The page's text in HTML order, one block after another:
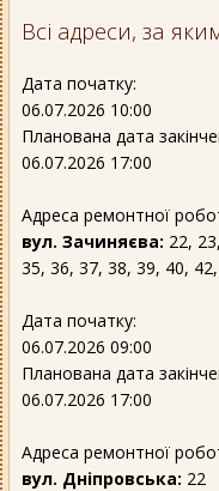
Всі адреси, за
Дата початку:
06.07.2026 10:00
Планована дата
06.07.2026 17:00
Адреса ремонтної
вул. Зачиняєва: 22,
35, 36, 37, 38, 39, 40,
Дата початку:
06.07.2026 09:00
Планована дата
06.07.2026 17:00
Адреса ремонтної
вул. Дніпровська: 22